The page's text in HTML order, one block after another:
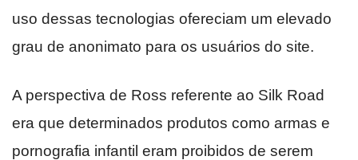
uso dessas tecnologias ofereciam um elevado
grau de anonimato para os usuários do site.
A perspectiva de Ross referente ao Silk Road
era que determinados produtos como armas e
pornografia infantil eram proibidos de serem